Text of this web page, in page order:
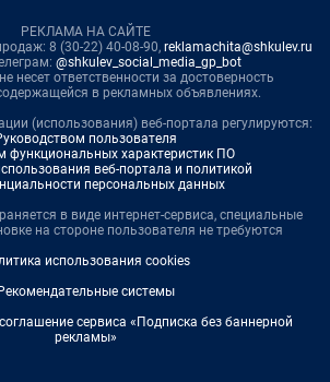
РЕКЛАМА НА САЙТЕ
8 (30-22) 40-08-90, reklamachita@shkulev.ru
@shkulev_social_media_gp_bot
несет ответственности за достоверность
в рекламных объявлениях.
(использования) веб-портала регулируются:
пользователя
функциональных характеристик ПО
веб-портала и политикой
персональных данных
в виде интернет-сервиса, специальные
на стороне пользователя не требуются
использования cookies
Рекомендательные системы
сервиса «Подписка без баннерной
рекламы»